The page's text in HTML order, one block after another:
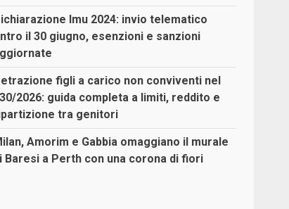
Imu 2024: invio telematico
il 30 giugno, esenzioni e sanzioni
figli a carico non conviventi nel
2026: guida completa a limiti, reddito e
tra genitori
Amorim e Gabbia omaggiano il murale
Baresi a Perth con una corona di fiori